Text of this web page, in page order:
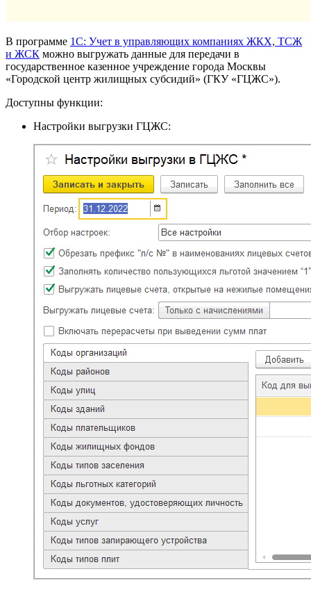
В программе 1С: Учет в управляющих компаниях ЖКХ, ТСЖ
и ЖСК можно выгружать данные для передачи в
государственное казенное учреждение города Москвы
«Городской центр жилищных субсидий» (ГКУ «ГЦЖС»).
Доступны функции:
Настройки выгрузки ГЦЖС: